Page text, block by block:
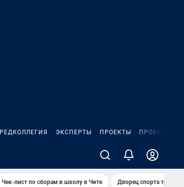
РЕДКОЛЛЕГИЯ ЭКСПЕРТЫ ПРОЕКТЫ ПРОБКИ
Чек-лист по сборам в школу в Чите Дворец спорта